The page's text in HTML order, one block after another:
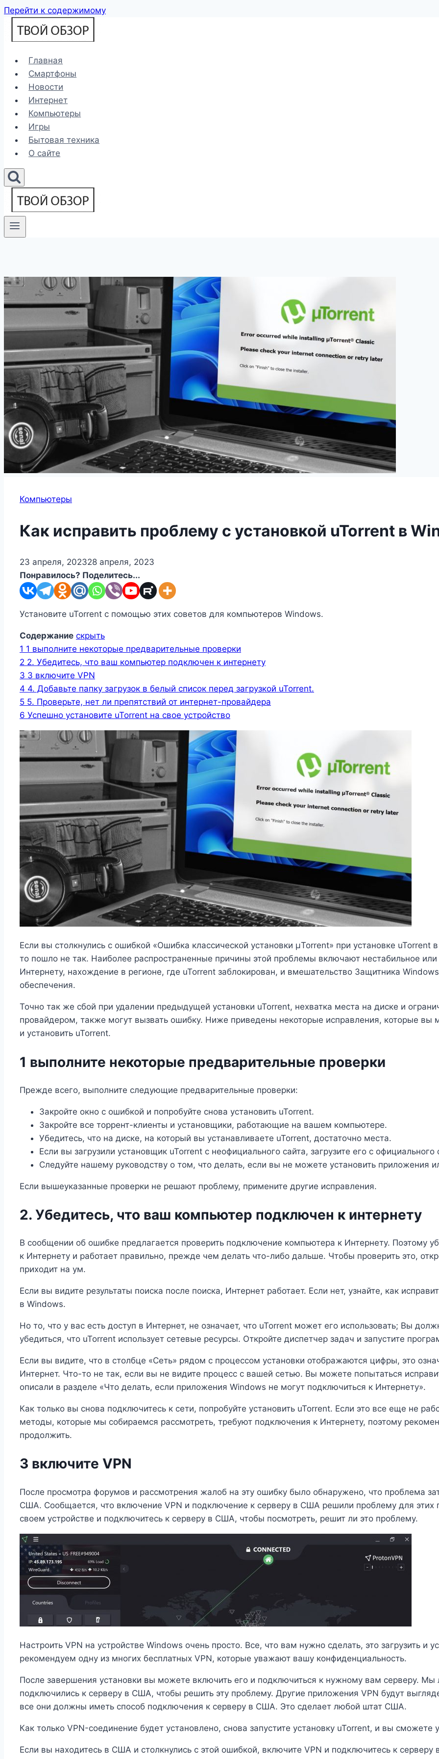
Перейти к содержимому
Главная
Смартфоны
Новости
Интернет
Компьютеры
Игры
Бытовая техника
О сайте
Компьютеры
Как исправить проблему с установкой uTorrent в
23 апреля, 202328 апреля, 2023
Понравилось? Поделитесь...
Установите uTorrent с помощью этих советов для компьютеров Windows.
Содержание скрыть
1 1 выполните некоторые предварительные проверки
2 2. Убедитесь, что ваш компьютер подключен к интернету
3 3 включите VPN
4 4. Добавьте папку загрузок в белый список перед загрузкой uTorrent.
5 5. Проверьте, нет ли препятствий от интернет-провайдера
6 Успешно установите uTorrent на свое устройство
Если вы столкнулись с ошибкой «Ошибка классической установки µTorrent» при установке uTorrent
то пошло не так. Наиболее распространенные причины этой проблемы включают нестабильное
Интернету, нахождение в регионе, где uTorrent заблокирован, и вмешательство Защитника
обеспечения.
Точно так же сбой при удалении предыдущей установки uTorrent, нехватка места на диске и
провайдером, также могут вызвать ошибку. Ниже приведены некоторые исправления, которые вы
и установить uTorrent.
1 выполните некоторые предварительные проверки
Прежде всего, выполните следующие предварительные проверки:
Закройте окно с ошибкой и попробуйте снова установить uTorrent.
Закройте все торрент-клиенты и установщики, работающие на вашем компьютере.
Убедитесь, что на диске, на который вы устанавливаете uTorrent, достаточно места.
Если вы загрузили установщик uTorrent с неофициального сайта, загрузите его с официального
Следуйте нашему руководству о том, что делать, если вы не можете установить приложения
Если вышеуказанные проверки не решают проблему, примените другие исправления.
2. Убедитесь, что ваш компьютер подключен к интернету
В сообщении об ошибке предлагается проверить подключение компьютера к Интернету. Поэтому
к Интернету и работает правильно, прежде чем делать что-либо дальше. Чтобы проверить это,
приходит на ум.
Если вы видите результаты поиска после поиска, Интернет работает. Если нет, узнайте, как
в Windows.
Но то, что у вас есть доступ в Интернет, не означает, что uTorrent может его использовать; Вы
убедиться, что uTorrent использует сетевые ресурсы. Откройте диспетчер задач и запустите
Если вы видите, что в столбце «Сеть» рядом с процессом установки отображаются цифры, это
Интернет. Что-то не так, если вы не видите процесс с вашей сетью. Вы можете попытаться
описали в разделе «Что делать, если приложения Windows не могут подключиться к Интернету».
Как только вы снова подключитесь к сети, попробуйте установить uTorrent. Если это все еще не
методы, которые мы собираемся рассмотреть, требуют подключения к Интернету, поэтому
продолжить.
3 включите VPN
После просмотра форумов и рассмотрения жалоб на эту ошибку было обнаружено, что проблема
США. Сообщается, что включение VPN и подключение к серверу в США решили проблему для этих
своем устройстве и подключитесь к серверу в США, чтобы посмотреть, решит ли это проблему.
Настроить VPN на устройстве Windows очень просто. Все, что вам нужно сделать, это загрузить и
рекомендуем одну из многих бесплатных VPN, которые уважают вашу конфиденциальность.
После завершения установки вы можете включить его и подключиться к нужному вам серверу. Мы
подключились к серверу в США, чтобы решить эту проблему. Другие приложения VPN будут
все они должны иметь способ подключения к серверу в США. Это сделает любой штат США.
Как только VPN-соединение будет установлено, снова запустите установку uTorrent, и вы сможете
Если вы находитесь в США и столкнулись с этой ошибкой, включите VPN и подключитесь к